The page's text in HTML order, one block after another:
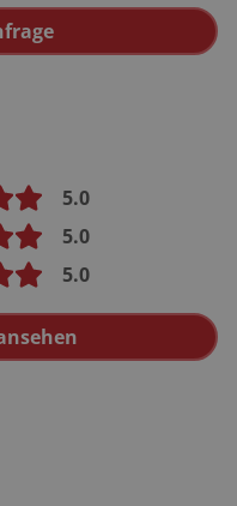
5.0
5.0
5.0